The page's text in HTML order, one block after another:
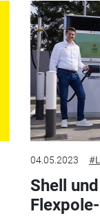
04.05.2023
Shell